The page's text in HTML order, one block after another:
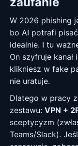
W 2026 phishing
bo AI potrafi
idealnie. I tu
On szyfruje kanał
klikniesz w fake
nie uratuje.
Dlatego w pracy
zestawu: VPN +
sceptycyzm
Teams/Slack).